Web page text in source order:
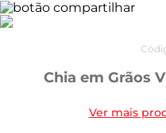
Chia em Grãos
Ver mais